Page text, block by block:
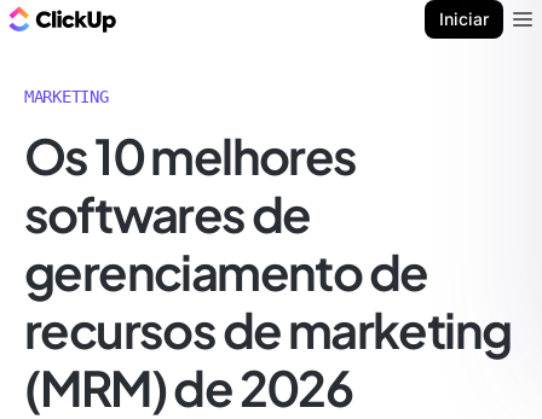
Iniciar
MARKETING
Os 10 melhores
softwares de
gerenciamento de
recursos de marketing
(MRM) de 2026